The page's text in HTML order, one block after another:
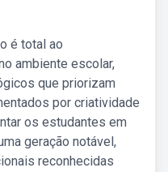
é total ao
ambiente escolar,
que priorizam
por criatividade
os estudantes em
geração notável,
reconhecidas